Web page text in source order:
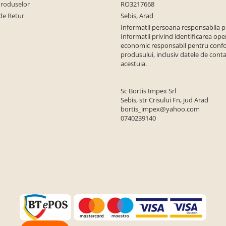
Retur
RO3217668
Sebis, Arad
Informatii persoana responsabila
Informatii privind identificarea
economic responsabil pentru
produsului, inclusiv datele de
acestuia.
Sc Bortis Impex Srl
Sebis, str Crisului Fn, jud Arad
bortis_impex@yahoo.com
0740239140